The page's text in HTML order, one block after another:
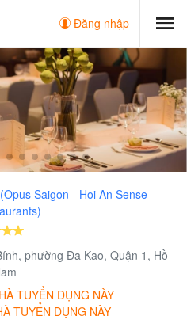
Đăng nhập
Saigon - Hoi An Sense -
phường Đa Kao, Quận 1, Hồ
TUYỂN DỤNG NÀY
TUYỂN DỤNG NÀY